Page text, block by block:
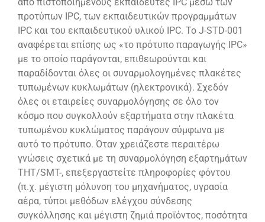
από πιστοποιημένους εκπαιδευτές IPC μέσω των
προτύπων IPC, των εκπαιδευτικών προγραμμάτων
IPC και του εκπαιδευτικού υλικού IPC. Το J-STD-001
αναφέρεται επίσης ως «το πρότυπο παραγωγής IPC»
με το οποίο παράγονται, επιθεωρούνται και
παραδίδονται όλες οι συναρμολογημένες πλακέτες
τυπωμένων κυκλωμάτων (ηλεκτρονικά). Σχεδόν
όλες οι εταιρείες συναρμολόγησης σε όλο τον
κόσμο που συγκολλούν εξαρτήματα στην πλακέτα
τυπωμένου κυκλώματος παράγουν σύμφωνα με
αυτό το πρότυπο. Όταν χρειάζεστε περαιτέρω
γνώσεις σχετικά με τη συναρμολόγηση εξαρτημάτων
THT/SMT-, επεξεργαστείτε πληροφορίες φόντου
(π.χ. μέγιστη μόλυνση του μηχανήματος, υγρασία
αέρα, τύποι μεθόδων ελέγχου σύνδεσης
συγκόλλησης και μέγιστη ζημιά προϊόντος, ποσότητα